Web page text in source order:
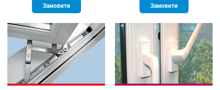
Замовити Замовити